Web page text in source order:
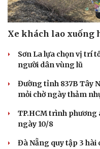
Văn hóa
Sân khấu - Điện ảnh
Văn học
Di sản
Xe khách lao xuống
Sơn La lựa chọn vị trí
người dân vùng lũ
Đường tỉnh 837B Tây
mỏi chờ ngày thảm
TP.HCM trình phương
ngày 10/8
Đà Nẵng quy tập 3